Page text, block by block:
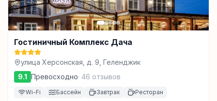
Гостиничный Комплекс Дача
улица Херсонская, д. 9, Геленджик
9.1 Превосходно· 46 отзывов
Wi-Fi Бассейн Завтрак Ресторан